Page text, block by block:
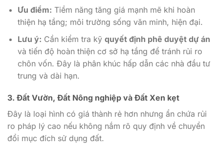
Ưu điểm: Tiềm năng tăng giá mạnh mẽ khi hoàn
thiện hạ tầng; môi trường sống văn minh, hiện đại.
Lưu ý: Cần kiểm tra kỹ quyết định phê duyệt dự án
và tiến độ hoàn thiện cơ sở hạ tầng để tránh rủi ro
chôn vốn. Đây là phân khúc hấp dẫn các nhà đầu tư
trung và dài hạn.
3. Đất Vườn, Đất Nông nghiệp và Đất Xen kẹt
Đây là loại hình có giá thành rẻ hơn nhưng ẩn chứa rủi
ro pháp lý cao nếu không nắm rõ quy định về chuyển
đổi mục đích sử dụng đất.